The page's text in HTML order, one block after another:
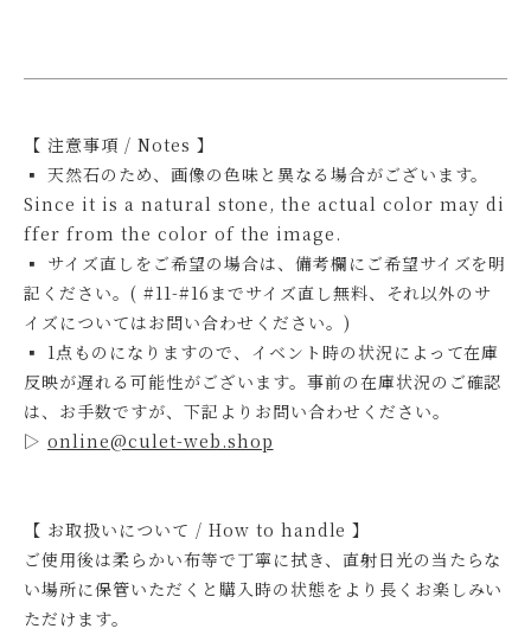
【 注意事項 / Notes 】
▪ 天然石のため、画像の色味と異なる場合がございます。
Since it is a natural stone, the actual color may di
ffer from the color of the image.
▪ サイズ直しをご希望の場合は、備考欄にご希望サイズを明
記ください。( #11-#16までサイズ直し無料、それ以外のサ
イズについてはお問い合わせください。)
▪ 1点ものになりますので、イベント時の状況によって在庫
反映が遅れる可能性がございます。事前の在庫状況のご確認
は、お手数ですが、下記よりお問い合わせください。
▷ online@culet-web.shop
【 お取扱いについて / How to handle 】
ご使用後は柔らかい布等で丁寧に拭き、直射日光の当たらな
い場所に保管いただくと購入時の状態をより長くお楽しみい
ただけます。